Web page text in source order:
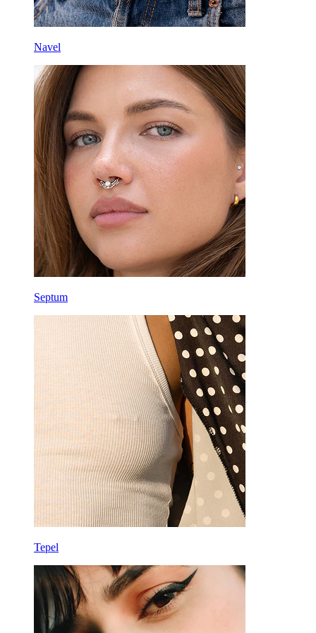
Navel
Septum
Tepel